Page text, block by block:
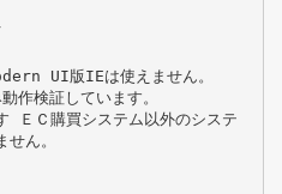
UI版IEは使えません。
検証しています。
ＥＣ購買システム以外のシステ
ん。